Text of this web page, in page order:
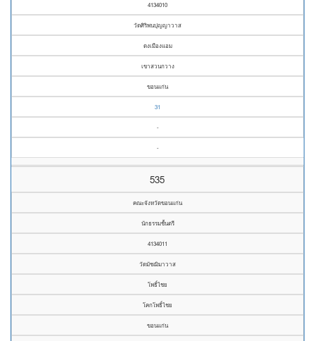
4134010
วัดศิริพนปุญญาวาส
ดงเมืองแอม
เขาสวนกวาง
ขอนแก่น
31
-
-
535
คณะจังหวัดขอนแก่น
นักธรรมชั้นตรี
4134011
วัดมัชฌิมาวาส
โพธิ์ไชย
โคกโพธิ์ไชย
ขอนแก่น